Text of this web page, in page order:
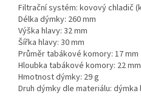
Filtrační systém: kovový chladič
Délka dýmky: 260 mm
Výška hlavy: 32 mm
Šířka hlavy: 30 mm
Průměr tabákové komory: 17 mm
Hloubka tabákové komory: 22 mm
Hmotnost dýmky: 29 g
Druh dýmky dle materiálu: dýmka